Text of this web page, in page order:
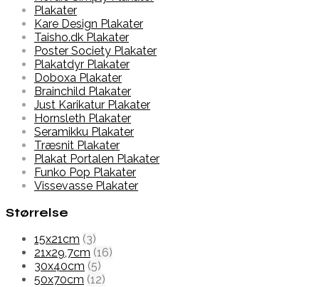
Plakater
Kare Design Plakater
Taisho.dk Plakater
Poster Society Plakater
Plakatdyr Plakater
Doboxa Plakater
Brainchild Plakater
Just Karikatur Plakater
Hornsleth Plakater
Seramikku Plakater
Træsnit Plakater
Plakat Portalen Plakater
Funko Pop Plakater
Vissevasse Plakater
Størrelse
15x21cm (3)
21x29,7cm (16)
30x40cm (5)
50x70cm (12)